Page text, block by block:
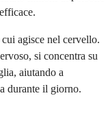
agisce nel cervello.
si concentra su
aiutando a
durante il giorno.